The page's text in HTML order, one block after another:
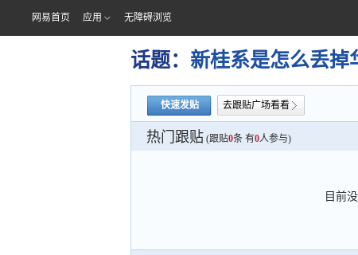
网易首页 应用 无障碍浏览
话题： 新桂系是怎么丢掉
快速发贴 去跟贴广场看看
热门跟贴 (跟贴0条 有0人参与)
目前